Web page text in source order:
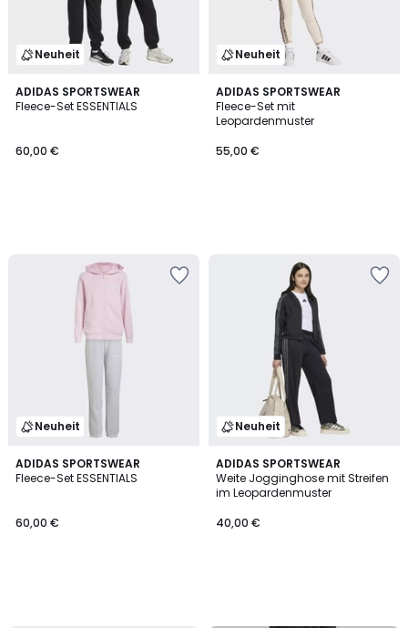
Neuheit
ADIDAS SPORTSWEAR
Fleece-Set ESSENTIALS
60,00 €
Neuheit
ADIDAS SPORTSWEAR
Fleece-Set mit
Leopardenmuster
55,00 €
Neuheit
ADIDAS SPORTSWEAR
Fleece-Set ESSENTIALS
60,00 €
Neuheit
ADIDAS SPORTSWEAR
Weite Jogginghose mit Streifen
im Leopardenmuster
40,00 €